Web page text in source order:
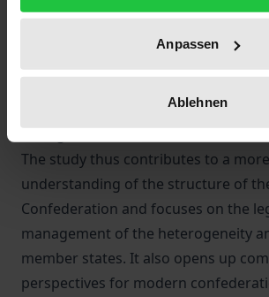
Anpassen
Ablehnen
pursuant to Art. 3 of the German
Art. 2 of the Final Act of the
sized states, both within this group
The study thus contributes to a
understanding of the structure of
Confederation and focuses on the
management of the heterogeneity
member states. It also opens up
perspectives for modern